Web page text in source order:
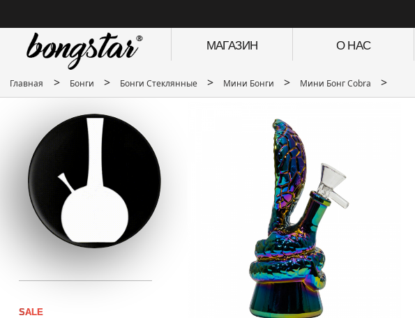
МАГАЗИН О НАС
Главная > Бонги > Бонги Стеклянные > Мини Бонги > Мини Бонг Cobra >
SALE